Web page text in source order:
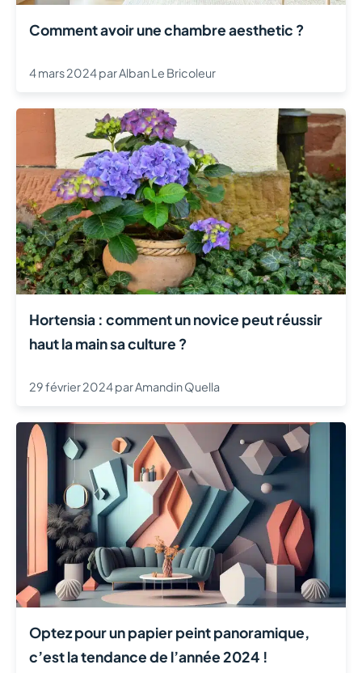
Comment avoir une chambre aesthetic ?
4 mars 2024parAlban Le Bricoleur
Hortensia : comment un novice peut réussir
haut la main sa culture ?
29 février 2024parAmandin Quella
Optez pour un papier peint panoramique,
c’est la tendance de l’année 2024 !